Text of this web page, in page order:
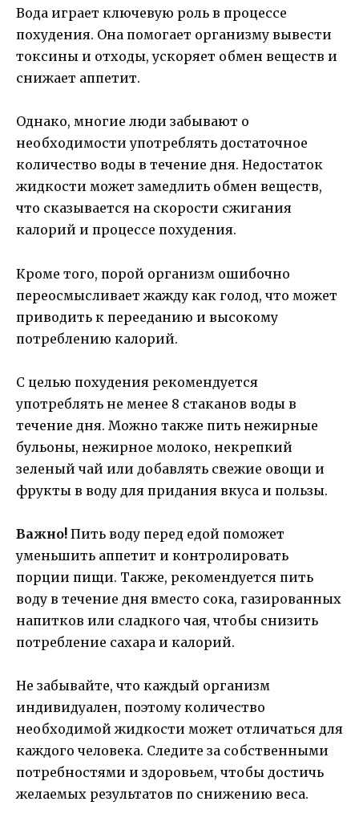
Вода играет ключевую роль в процессе
похудения. Она помогает организму вывести
токсины и отходы, ускоряет обмен веществ и
снижает аппетит.
Однако, многие люди забывают о
необходимости употреблять достаточное
количество воды в течение дня. Недостаток
жидкости может замедлить обмен веществ,
что сказывается на скорости сжигания
калорий и процессе похудения.
Кроме того, порой организм ошибочно
переосмысливает жажду как голод, что может
приводить к перееданию и высокому
потреблению калорий.
С целью похудения рекомендуется
употреблять не менее 8 стаканов воды в
течение дня. Можно также пить нежирные
бульоны, нежирное молоко, некрепкий
зеленый чай или добавлять свежие овощи и
фрукты в воду для придания вкуса и пользы.
Важно! Пить воду перед едой поможет
уменьшить аппетит и контролировать
порции пищи. Также, рекомендуется пить
воду в течение дня вместо сока, газированных
напитков или сладкого чая, чтобы снизить
потребление сахара и калорий.
Не забывайте, что каждый организм
индивидуален, поэтому количество
необходимой жидкости может отличаться для
каждого человека. Следите за собственными
потребностями и здоровьем, чтобы достичь
желаемых результатов по снижению веса.